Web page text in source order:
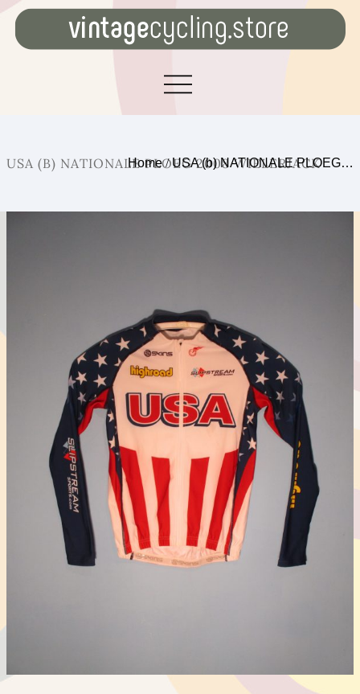
USA (B) NATIONALE PLOEG 2008 WIELERJACK
Home/USA (b) NATIONALE PLOEG…